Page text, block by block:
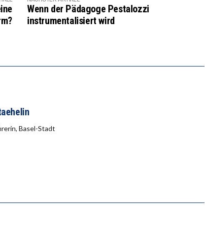
Wenn der Pädagoge Pestalozzi
instrumentalisiert wird
Basel-Stadt